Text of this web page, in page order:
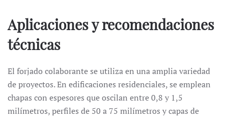
Aplicaciones y recomendaciones
técnicas
El forjado colaborante se utiliza en una amplia variedad
de proyectos. En edificaciones residenciales, se emplean
chapas con espesores que oscilan entre 0,8 y 1,5
milímetros, perfiles de 50 a 75 milímetros y capas de